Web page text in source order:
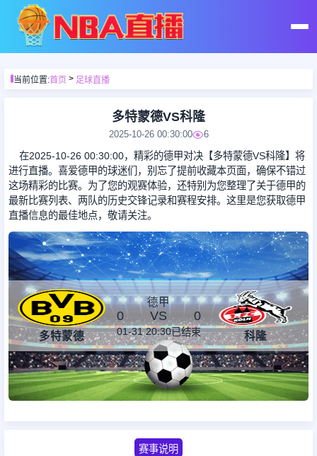
首页
篮球直播
足球录像
篮球录像
足球集锦
篮球集锦
足球新闻
篮球新闻
当前位置:首页> 足球直播
多特蒙德VS科隆
2025-10-26 00:30:00 6
在2025-10-26 00:30:00，精彩的德甲对决【多特蒙德VS科隆】将
进行直播。喜爱德甲的球迷们，别忘了提前收藏本页面，确保不错过
这场精彩的比赛。为了您的观赛体验，还特别为您整理了关于德甲的
最新比赛列表、两队的历史交锋记录和赛程安排。这里是您获取德甲
直播信息的最佳地点，敬请关注。
多特蒙德
德甲
0 VS 0
01-31 20:30已结束 科隆
赛事说明